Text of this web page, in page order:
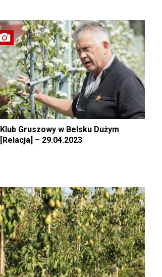
Klub Gruszowy w Belsku Dużym
[Relacja] – 29.04.2023